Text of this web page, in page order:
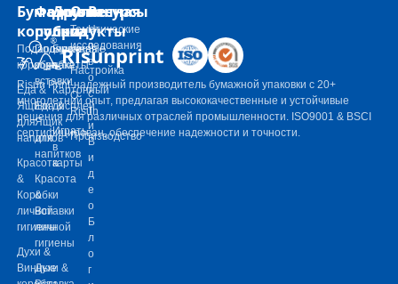
Бумажные
коробки
Подарочные
коробки
Еда &
Ящики
для
напитков
Красота
&
Коробки
личной
гигиены
Духи &
Винные
Формованная
пульпа
Подарочная
коробка
вставки
Еда &
Ящик
для
напитков
Красота
&
Вставки
личной
гигиены
Духи &
Другие
продукты
Бумажные
пакеты
Картонный
дисплей
Играть
в
карты
О
Тематические
исследования
Настройка
О
Risun
Производство
Ресурсы
Н
о
в
о
с
т
и
В
и
д
е
о
Б
л
о
г
Risunprint
Risun Print-надежный производитель бумажной упаковки с 20+
многолетний опыт, предлагая высококачественные и устойчивые
решения для различных отраслей промышленности. ISO9001 & BSCI
сертифицирован, обеспечение надежности и точности.